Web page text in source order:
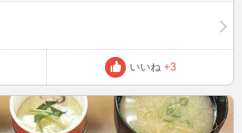
いいね +3